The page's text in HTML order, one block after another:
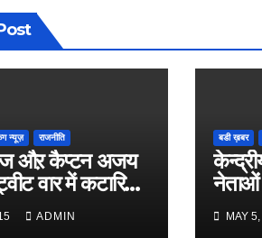
न्यूज़ राजनीति
औऱ कैप्टन अजय
वार में कटारिया
ADMIN
बडी ख़बर
नेताओं
MAY